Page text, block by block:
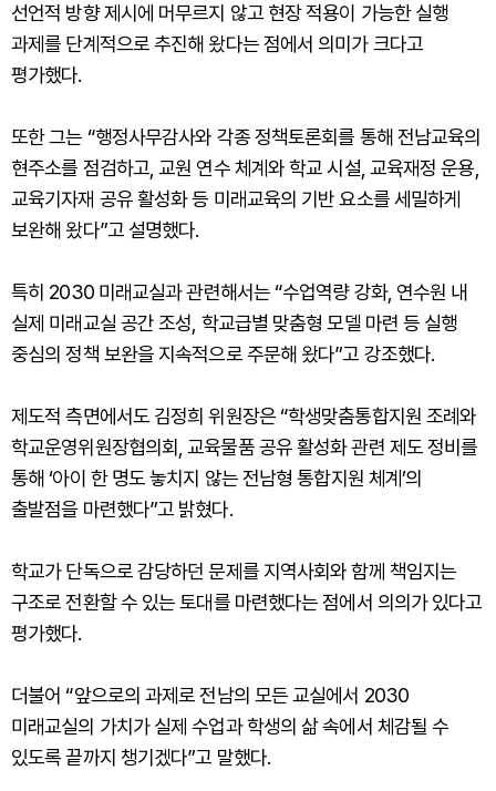
선언적 방향 제시에 머무르지 않고 현장 적용이 가능한 실행
과제를 단계적으로 추진해 왔다는 점에서 의미가 크다고
평가했다.
또한 그는 “행정사무감사와 각종 정책토론회를 통해 전남교육의
현주소를 점검하고, 교원 연수 체계와 학교 시설, 교육재정 운용,
교육기자재 공유 활성화 등 미래교육의 기반 요소를 세밀하게
보완해 왔다”고 설명했다.
특히 2030 미래교실과 관련해서는 “수업역량 강화, 연수원 내
실제 미래교실 공간 조성, 학교급별 맞춤형 모델 마련 등 실행
중심의 정책 보완을 지속적으로 주문해 왔다”고 강조했다.
제도적 측면에서도 김정희 위원장은 “학생맞춤통합지원 조례와
학교운영위원장협의회, 교육물품 공유 활성화 관련 제도 정비를
통해 ‘아이 한 명도 놓치지 않는 전남형 통합지원 체계’의
출발점을 마련했다”고 밝혔다.
학교가 단독으로 감당하던 문제를 지역사회와 함께 책임지는
구조로 전환할 수 있는 토대를 마련했다는 점에서 의의가 있다고
평가했다.
더불어 “앞으로의 과제로 전남의 모든 교실에서 2030
미래교실의 가치가 실제 수업과 학생의 삶 속에서 체감될 수
있도록 끝까지 챙기겠다”고 말했다.